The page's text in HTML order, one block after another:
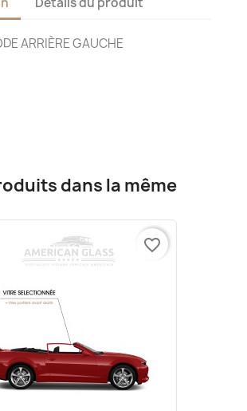
ARRIÈRE GAUCHE
dans la même
favorite_border